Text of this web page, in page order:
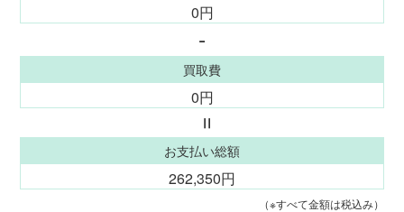
0円
-
買取費
0円
=
お支払い総額
262,350円
（※すべて金額は税込み）